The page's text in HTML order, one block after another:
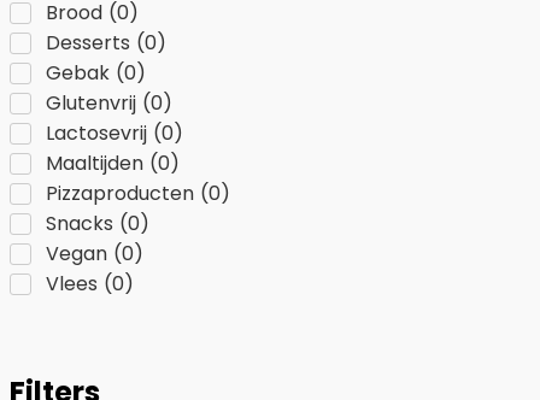
Brood (0)
Desserts (0)
Gebak (0)
Glutenvrij (0)
Lactosevrij (0)
Maaltijden (0)
Pizzaproducten (0)
Snacks (0)
Vegan (0)
Vlees (0)